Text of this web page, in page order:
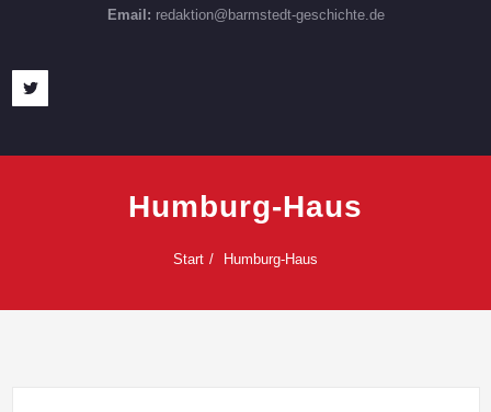
Email: redaktion@barmstedt-geschichte.de
Humburg-Haus
Start Humburg-Haus